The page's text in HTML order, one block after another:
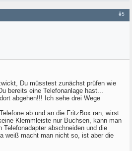
#5
Du müsstest zunächst prüfen wie
bereits eine Telefonanlage hast...
abgehen!!! Ich sehe drei Wege
ab und an die FritzBox ran, wirst
Klemmleiste nur Buchsen, kann man
Telefonadapter abschneiden und die
weiß macht man nicht so, ist aber die